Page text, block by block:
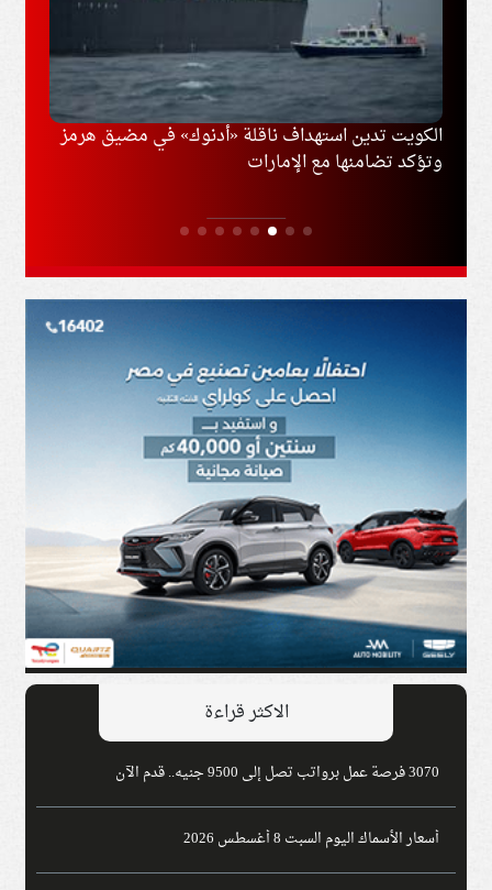
الكويت تدين استهداف ناقلة «أدنوك» في مضيق هرمز
وتؤكد تضامنها مع الإمارات
الاكثر قراءة
3070 فرصة عمل برواتب تصل إلى 9500 جنيه.. قدم الآن
أسعار الأسماك اليوم السبت 8 أغسطس 2026